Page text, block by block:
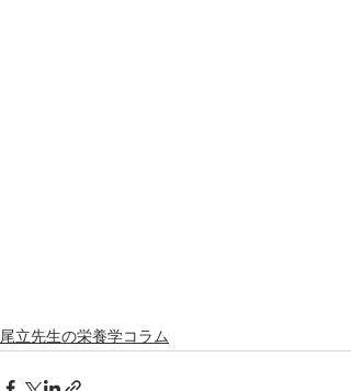
尾立先生の栄養学コラム